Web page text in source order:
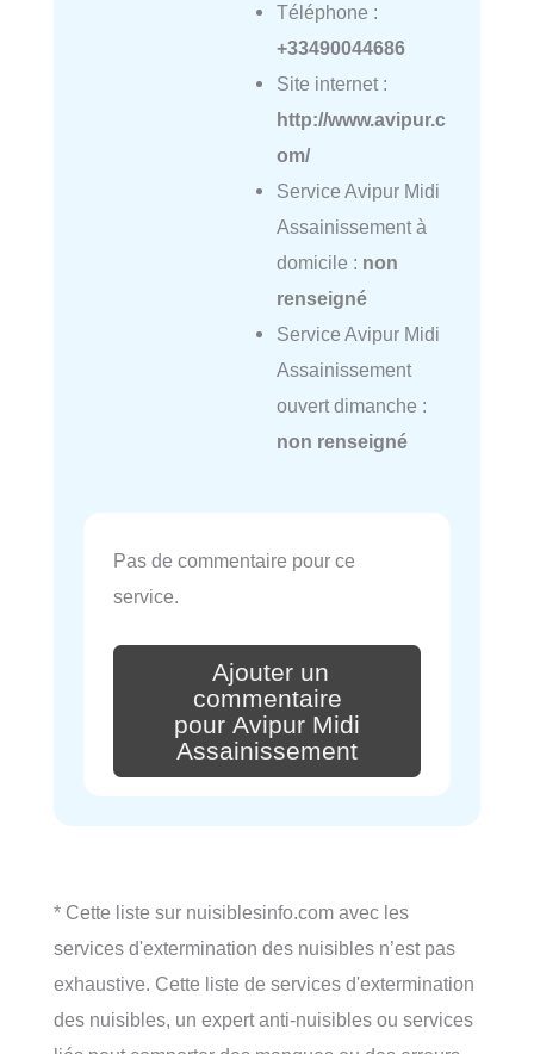
Téléphone :
+33490044686
Site internet :
http://www.avipur.c
om/
Service Avipur Midi
Assainissement à
domicile : non
renseigné
Service Avipur Midi
Assainissement
ouvert dimanche :
non renseigné
Pas de commentaire pour ce
service.
Ajouter un
commentaire
pour Avipur Midi
Assainissement
* Cette liste sur nuisiblesinfo.com avec les
services d'extermination des nuisibles n’est pas
exhaustive. Cette liste de services d'extermination
des nuisibles, un expert anti-nuisibles ou services